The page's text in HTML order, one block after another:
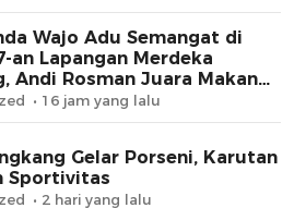
Wajo Adu Semangat di
an Lapangan Merdeka
Andi Rosman Juara Makan
16 jam yang lalu
Gelar Porseni, Karutan
Sportivitas
2 hari yang lalu